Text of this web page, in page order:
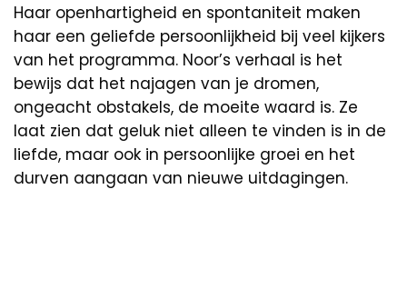
Haar openhartigheid en spontaniteit maken
haar een geliefde persoonlijkheid bij veel kijkers
van het programma. Noor’s verhaal is het
bewijs dat het najagen van je dromen,
ongeacht obstakels, de moeite waard is. Ze
laat zien dat geluk niet alleen te vinden is in de
liefde, maar ook in persoonlijke groei en het
durven aangaan van nieuwe uitdagingen.